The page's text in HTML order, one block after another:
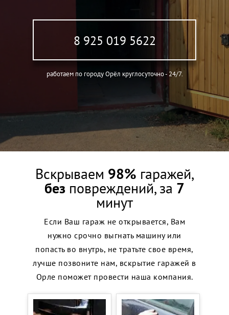
8 925 019 5622
работаем по городу Орёл круглосуточно - 24/7.
Вскрываем 98% гаражей,
без повреждений, за 7
минут
Если Ваш гараж не открывается, Вам
нужно срочно выгнать машину или
попасть во внутрь, не тратьте свое время,
лучше позвоните нам, вскрытие гаражей в
Орле поможет провести наша компания.